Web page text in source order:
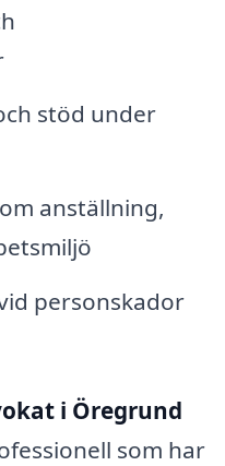
stöd under
anställning,
personskador
i Öregrund
som har